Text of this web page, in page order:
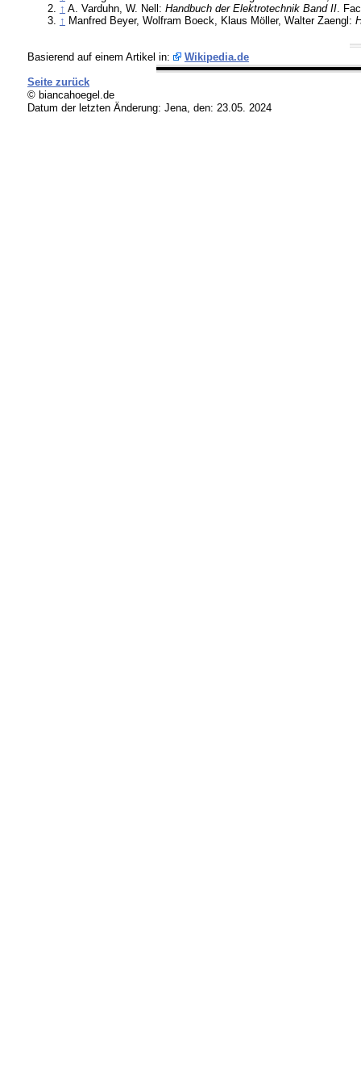
↑ A. Varduhn, W. Nell: Handbuch der Elektrotechnik Band II.
↑ Manfred Beyer, Wolfram Boeck, Klaus Möller, Walter Zaengl:
Basierend auf einem Artikel in: Wikipedia.de
Seite zurück
© biancahoegel.de
Datum der letzten Änderung: Jena, den: 23.05. 2024